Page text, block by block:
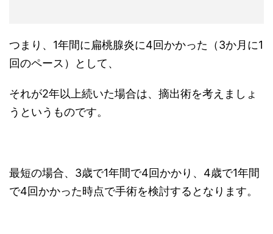
つまり、1年間に扁桃腺炎に4回かかった（3か月に1
回のペース）として、
それが2年以上続いた場合は、摘出術を考えましょ
うというものです。
最短の場合、3歳で1年間で4回かかり、4歳で1年間
で4回かかった時点で手術を検討するとなります。